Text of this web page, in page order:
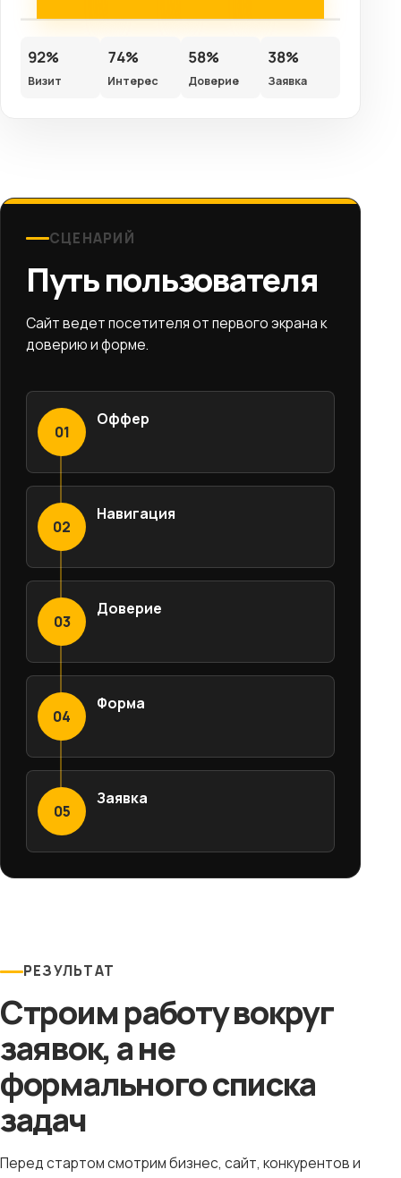
92%
Визит
74%
Интерес
58%
Доверие
38%
Заявка
СЦЕНАРИЙ
Путь пользователя
Сайт ведет посетителя от первого экрана к
доверию и форме.
01
Оффер
02
Навигация
03
Доверие
04
Форма
05
Заявка
РЕЗУЛЬТАТ
Строим работу вокруг
заявок, а не
формального списка
задач
Перед стартом смотрим бизнес, сайт, конкурентов и